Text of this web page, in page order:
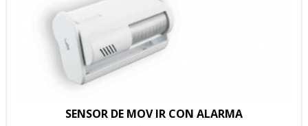
SENSOR DE MOV IR CON ALARMA